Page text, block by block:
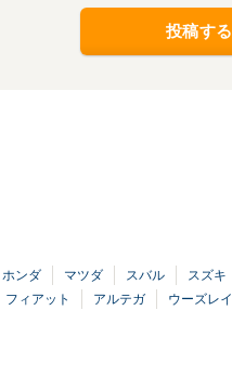
投稿する
ホンダ マツダ スバル スズキ
フィアット アルテガ ウーズレイ